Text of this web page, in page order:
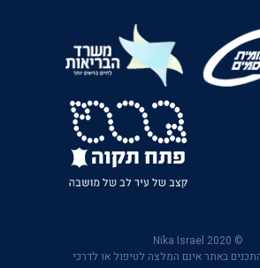
© 2020 Nika Israel
באתר אינם המלצה לטיפול או לדרכי